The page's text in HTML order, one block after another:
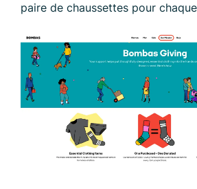
paire de chaussettes pour